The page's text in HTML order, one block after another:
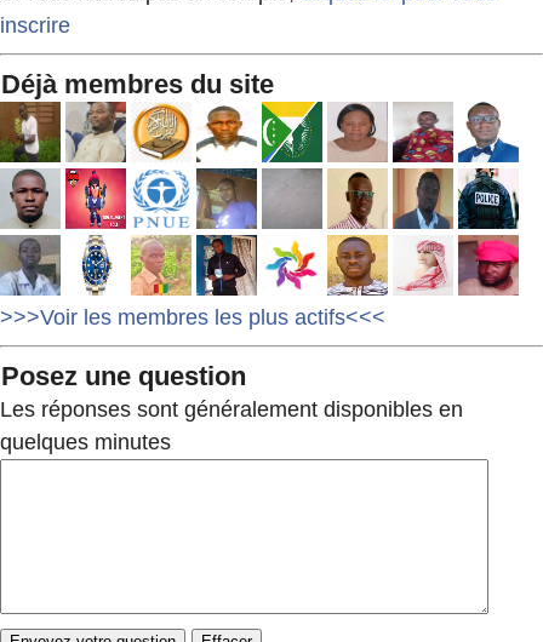
inscrire
Déjà membres du site
>>>Voir les membres les plus actifs<<<
Posez une question
Les réponses sont généralement disponibles en
quelques minutes